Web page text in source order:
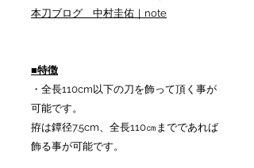
本刀ブログ 中村圭佑｜note
■特徴
・全長110cm以下の刀を飾って頂く事が
可能です。
拵は鐔径7.5cm、全長110㎝までであれば
飾る事が可能です。